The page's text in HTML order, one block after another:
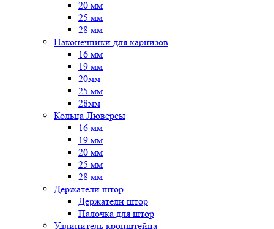
20 мм
25 мм
28 мм
Наконечники для карнизов
16 мм
19 мм
20мм
25 мм
28мм
Кольца Люверсы
16 мм
19 мм
20 мм
25 мм
28 мм
Держатели штор
Держатели штор
Палочка для штор
Удлинитель кронштейна